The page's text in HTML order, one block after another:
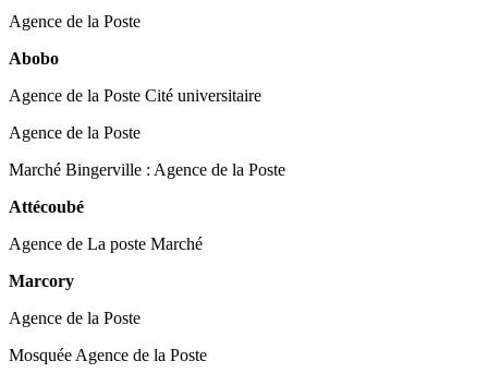
Agence de la Poste
Abobo
Agence de la Poste Cité universitaire
Agence de la Poste
Marché Bingerville : Agence de la Poste
Attécoubé
Agence de La poste Marché
Marcory
Agence de la Poste
Mosquée Agence de la Poste